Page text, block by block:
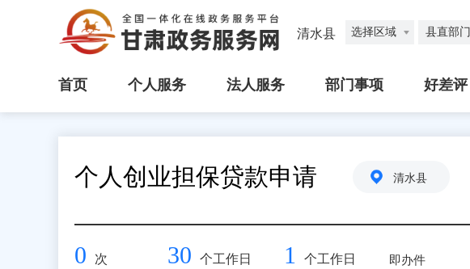
清水县 选择区域 县直部门
首页 个人服务 法人服务 部门事项 好差评
个人创业担保贷款申请 清水县
0 次 30 个工作日 1 个工作日
即办件